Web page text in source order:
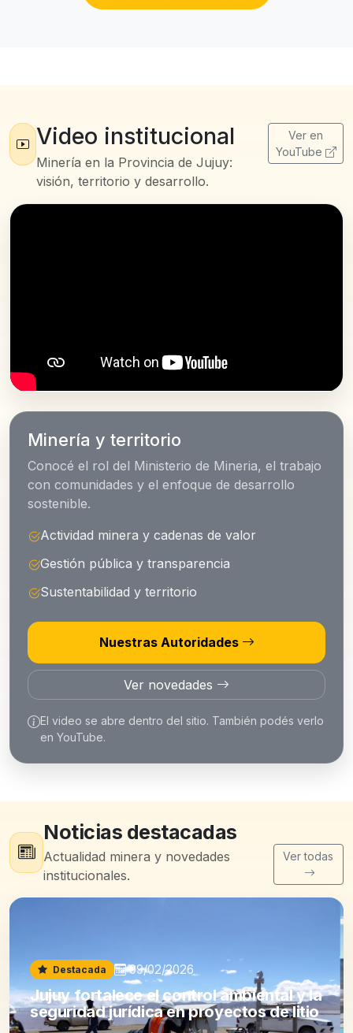
Video institucional
Minería en la Provincia de Jujuy:
visión, territorio y desarrollo.
Ver en
YouTube
Minería y territorio
Conocé el rol del Ministerio de Mineria, el trabajo
con comunidades y el enfoque de desarrollo
sostenible.
Actividad minera y cadenas de valor
Gestión pública y transparencia
Sustentabilidad y territorio
Nuestras Autoridades
Ver novedades
El video se abre dentro del sitio. También podés verlo
en YouTube.
Noticias destacadas
Actualidad minera y novedades
institucionales.
Ver todas
Destacada 09/02/2026
Jujuy fortalece el control ambiental y la
seguridad jurídica en proyectos de litio